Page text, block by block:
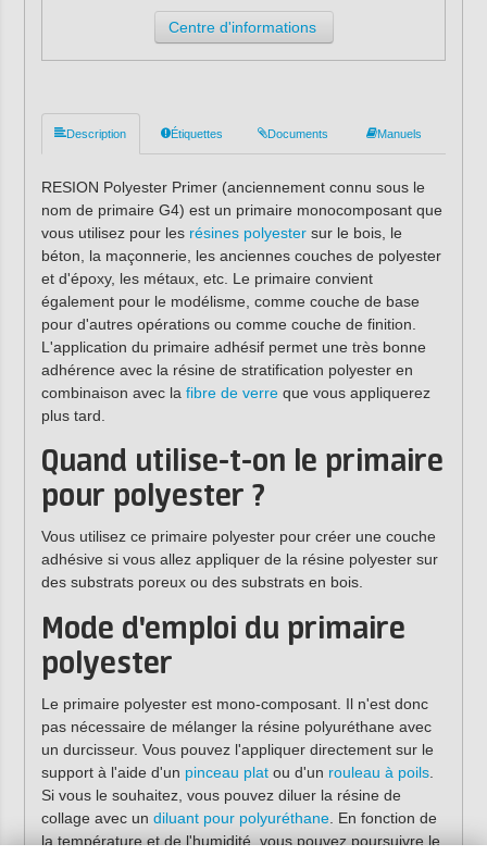
Centre d'informations
Description Étiquettes Documents Manuels
RESION Polyester Primer (anciennement connu sous le
nom de primaire G4) est un primaire monocomposant que
vous utilisez pour les résines polyestersur le bois, le
béton, la maçonnerie, les anciennes couches de polyester
et d'époxy, les métaux, etc. Le primaire convient
également pour le modélisme, comme couche de base
pour d'autres opérations ou comme couche de finition.
L'application du primaire adhésif permet une très bonne
adhérence avec la résine de stratification polyester en
combinaison avec la fibre de verreque vous appliquerez
plus tard.
Quand utilise-t-on le primaire
pour polyester ?
Vous utilisez ce primaire polyester pour créer une couche
adhésive si vous allez appliquer de la résine polyester sur
des substrats poreux ou des substrats en bois.
Mode d'emploi du primaire
polyester
Le primaire polyester est mono-composant. Il n'est donc
pas nécessaire de mélanger la résine polyuréthane avec
un durcisseur. Vous pouvez l'appliquer directement sur le
support à l'aide d'un pinceau platou d'un rouleau à poils.
Si vous le souhaitez, vous pouvez diluer la résine de
collage avec un diluant pour polyuréthane. En fonction de
la température et de l'humidité, vous pouvez poursuivre le